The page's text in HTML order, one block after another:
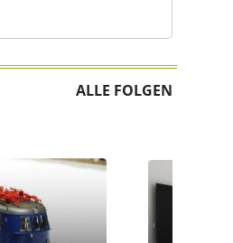
ALLE FOLGEN